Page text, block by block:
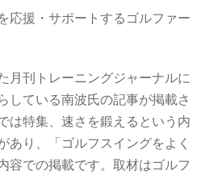
応援・サポートするゴルファー
月刊トレーニングジャーナルに
している南波氏の記事が掲載さ
は特集、速さを鍛えるという内
あり、「ゴルフスイングをよく
容での掲載です。取材はゴルフ